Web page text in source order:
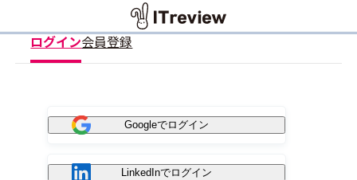
ログイン会員登録
Googleでログイン
LinkedInでログイン